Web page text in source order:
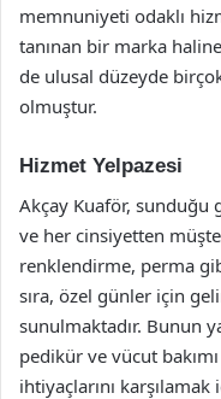
memnuniyeti odaklı
tanınan bir marka
de ulusal düzeyde
olmuştur.
Hizmet Yelpazesi
Akçay Kuaför, sunduğu
ve her cinsiyetten
renklendirme, perma
sıra, özel günler için
sunulmaktadır. Bunun
pedikür ve vücut
ihtiyaçlarını karşılamak